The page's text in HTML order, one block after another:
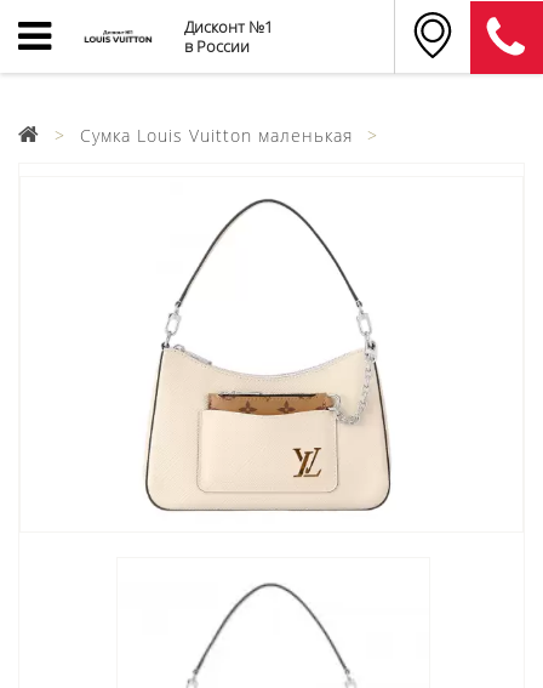
Дисконт №1
в России
Cумка Louis Vuitton маленькая